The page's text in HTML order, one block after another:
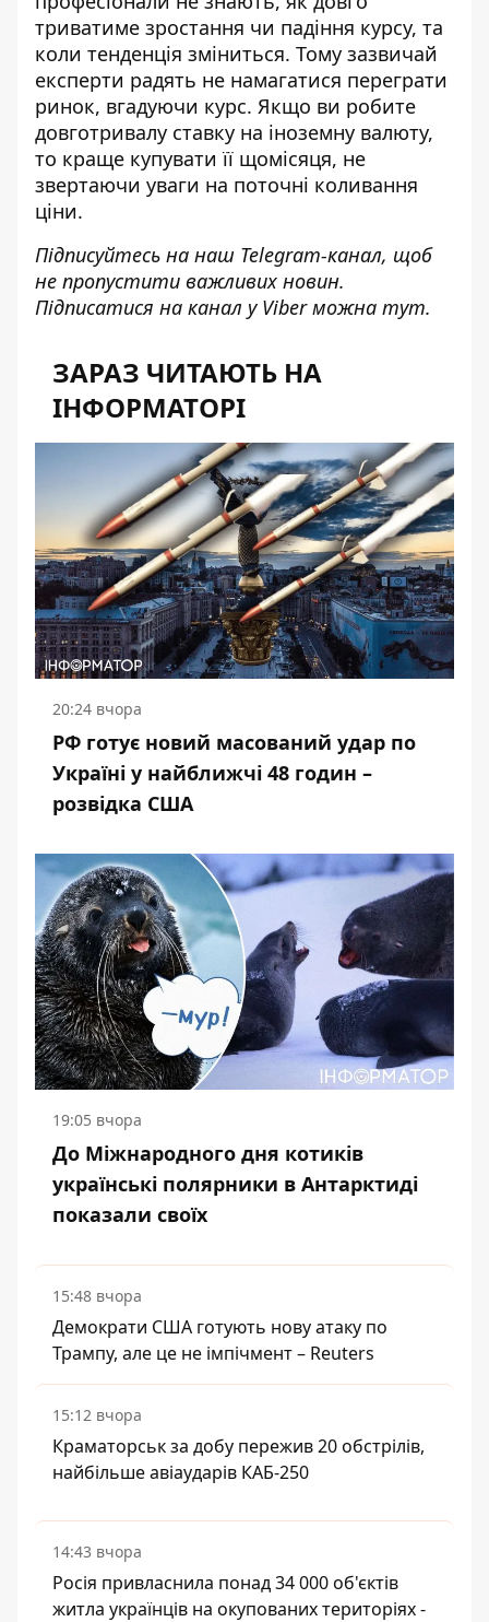
триватиме зростання чи падіння курсу, та
коли тенденція зміниться. Тому зазвичай
експерти радять не намагатися переграти
ринок, вгадуючи курс. Якщо ви робите
довготривалу ставку на іноземну валюту,
то краще купувати її щомісяця, не
звертаючи уваги на поточні коливання
ціни.
Підписуйтесь на наш Telegram-канал, щоб
не пропустити важливих новин.
Підписатися на канал у Viber можна тут.
ЗАРАЗ ЧИТАЮТЬ НА
ІНФОРМАТОРІ
20:24 вчора
РФ готує новий масований удар по
Україні у найближчі 48 годин –
розвідка США
19:05 вчора
До Міжнародного дня котиків
українські полярники в Антарктиді
показали своїх
15:48 вчора
Демократи США готують нову атаку по
Трампу, але це не імпічмент – Reuters
15:12 вчора
Краматорськ за добу пережив 20 обстрілів,
найбільше авіаударів КАБ-250
14:43 вчора
Росія привласнила понад 34 000 об'єктів
житла українців на окупованих територіях -